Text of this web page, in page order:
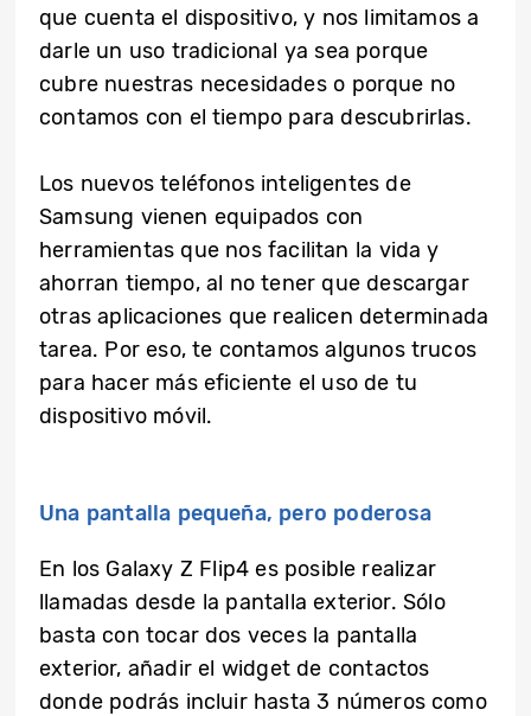
que cuenta el dispositivo, y nos limitamos a
darle un uso tradicional ya sea porque
cubre nuestras necesidades o porque no
contamos con el tiempo para descubrirlas.
Los nuevos teléfonos inteligentes de
Samsung vienen equipados con
herramientas que nos facilitan la vida y
ahorran tiempo, al no tener que descargar
otras aplicaciones que realicen determinada
tarea. Por eso, te contamos algunos trucos
para hacer más eficiente el uso de tu
dispositivo móvil.
Una pantalla pequeña, pero poderosa
En los Galaxy Z Flip4 es posible realizar
llamadas desde la pantalla exterior. Sólo
basta con tocar dos veces la pantalla
exterior, añadir el widget de contactos
donde podrás incluir hasta 3 números como